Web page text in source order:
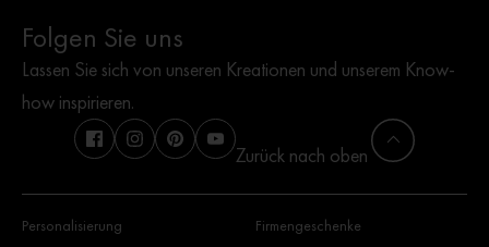
Folgen Sie uns
Lassen Sie sich von unseren Kreationen und unserem Know-
how inspirieren.
Zurück nach oben
Personalisierung
Firmengeschenke